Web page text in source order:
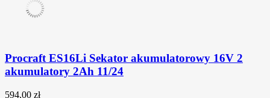
Procraft ES16Li Sekator akumulatorowy 16V 2
akumulatory 2Ah 11/24
594,00 zł